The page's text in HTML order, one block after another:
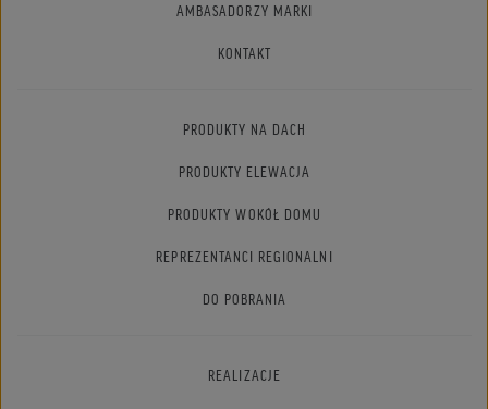
AMBASADORZY MARKI
KONTAKT
PRODUKTY NA DACH
PRODUKTY ELEWACJA
PRODUKTY WOKÓŁ DOMU
REPREZENTANCI REGIONALNI
DO POBRANIA
REALIZACJE